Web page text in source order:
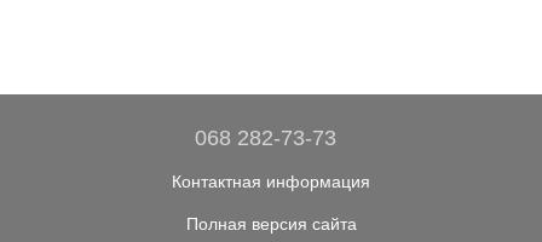
068 282-73-73
Контактная информация
Полная версия сайта